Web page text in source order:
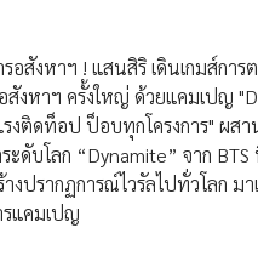
อสังหาฯ ! แสนสิริ เดินเกมส์การ
สังหาฯ ครั้งใหญ่ ด้วยแคมเปญ
รงติดท็อป ป็อบทุกโครงการ" ผส
ะดับโลก “Dynamite” จาก
งปรากฏการณ์ไวรัลไปทั่วโลก ม
แคมเปญ